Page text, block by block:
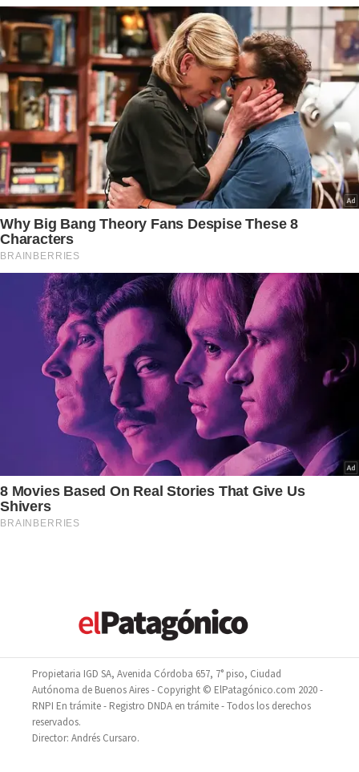
Propietaria IGD SA, Avenida Córdoba 657, 7° piso, Ciudad
Autónoma de Buenos Aires - Copyright © ElPatagónico.com 2020 -
RNPI En trámite - Registro DNDA en trámite - Todos los derechos
reservados.
Director: Andrés Cursaro.